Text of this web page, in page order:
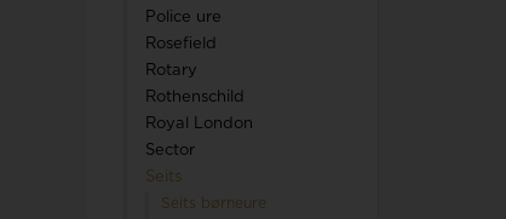
Police ure
Rosefield
Rotary
Rothenschild
Royal London
Sector
Seits
Seits børneure